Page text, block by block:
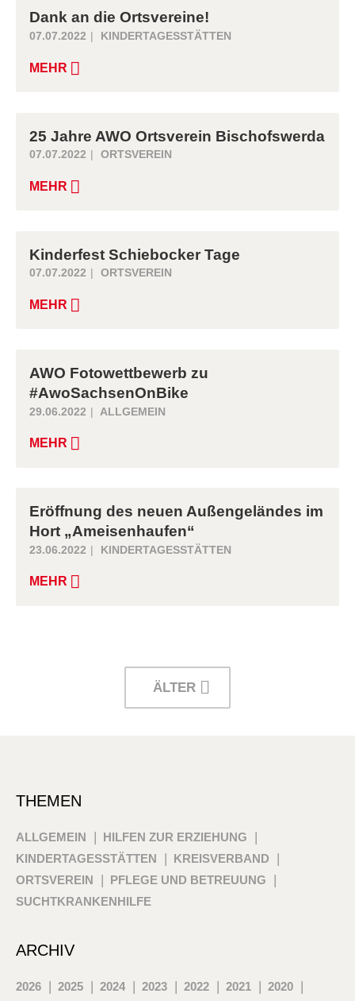
Dank an die Ortsvereine!
07.07.2022 KINDERTAGESSTÄTTEN
MEHR
25 Jahre AWO Ortsverein Bischofswerda
07.07.2022 ORTSVEREIN
MEHR
Kinderfest Schiebocker Tage
07.07.2022 ORTSVEREIN
MEHR
AWO Fotowettbewerb zu
#AwoSachsenOnBike
29.06.2022 ALLGEMEIN
MEHR
Eröffnung des neuen Außengeländes im
Hort „Ameisenhaufen“
23.06.2022 KINDERTAGESSTÄTTEN
MEHR
ÄLTER
THEMEN
ALLGEMEIN
HILFEN ZUR ERZIEHUNG
KINDERTAGESSTÄTTEN
KREISVERBAND
ORTSVEREIN
PFLEGE UND BETREUUNG
SUCHTKRANKENHILFE
ARCHIV
2026 2025 2024 2023 2022 2021
2020